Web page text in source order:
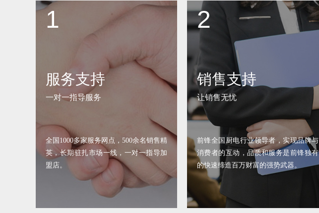
1
服务支持
一对一指导服务
全国1000多家服务网点，500余名销售精
英，长期驻扎市场一线，一对一指导加
盟店。
2
销售支持
让销售无忧
前锋全国厨电行业领导者，实现品牌与
消费者的互动，品质和服务是前锋独有
的快速缔造百万财富的强势武器。